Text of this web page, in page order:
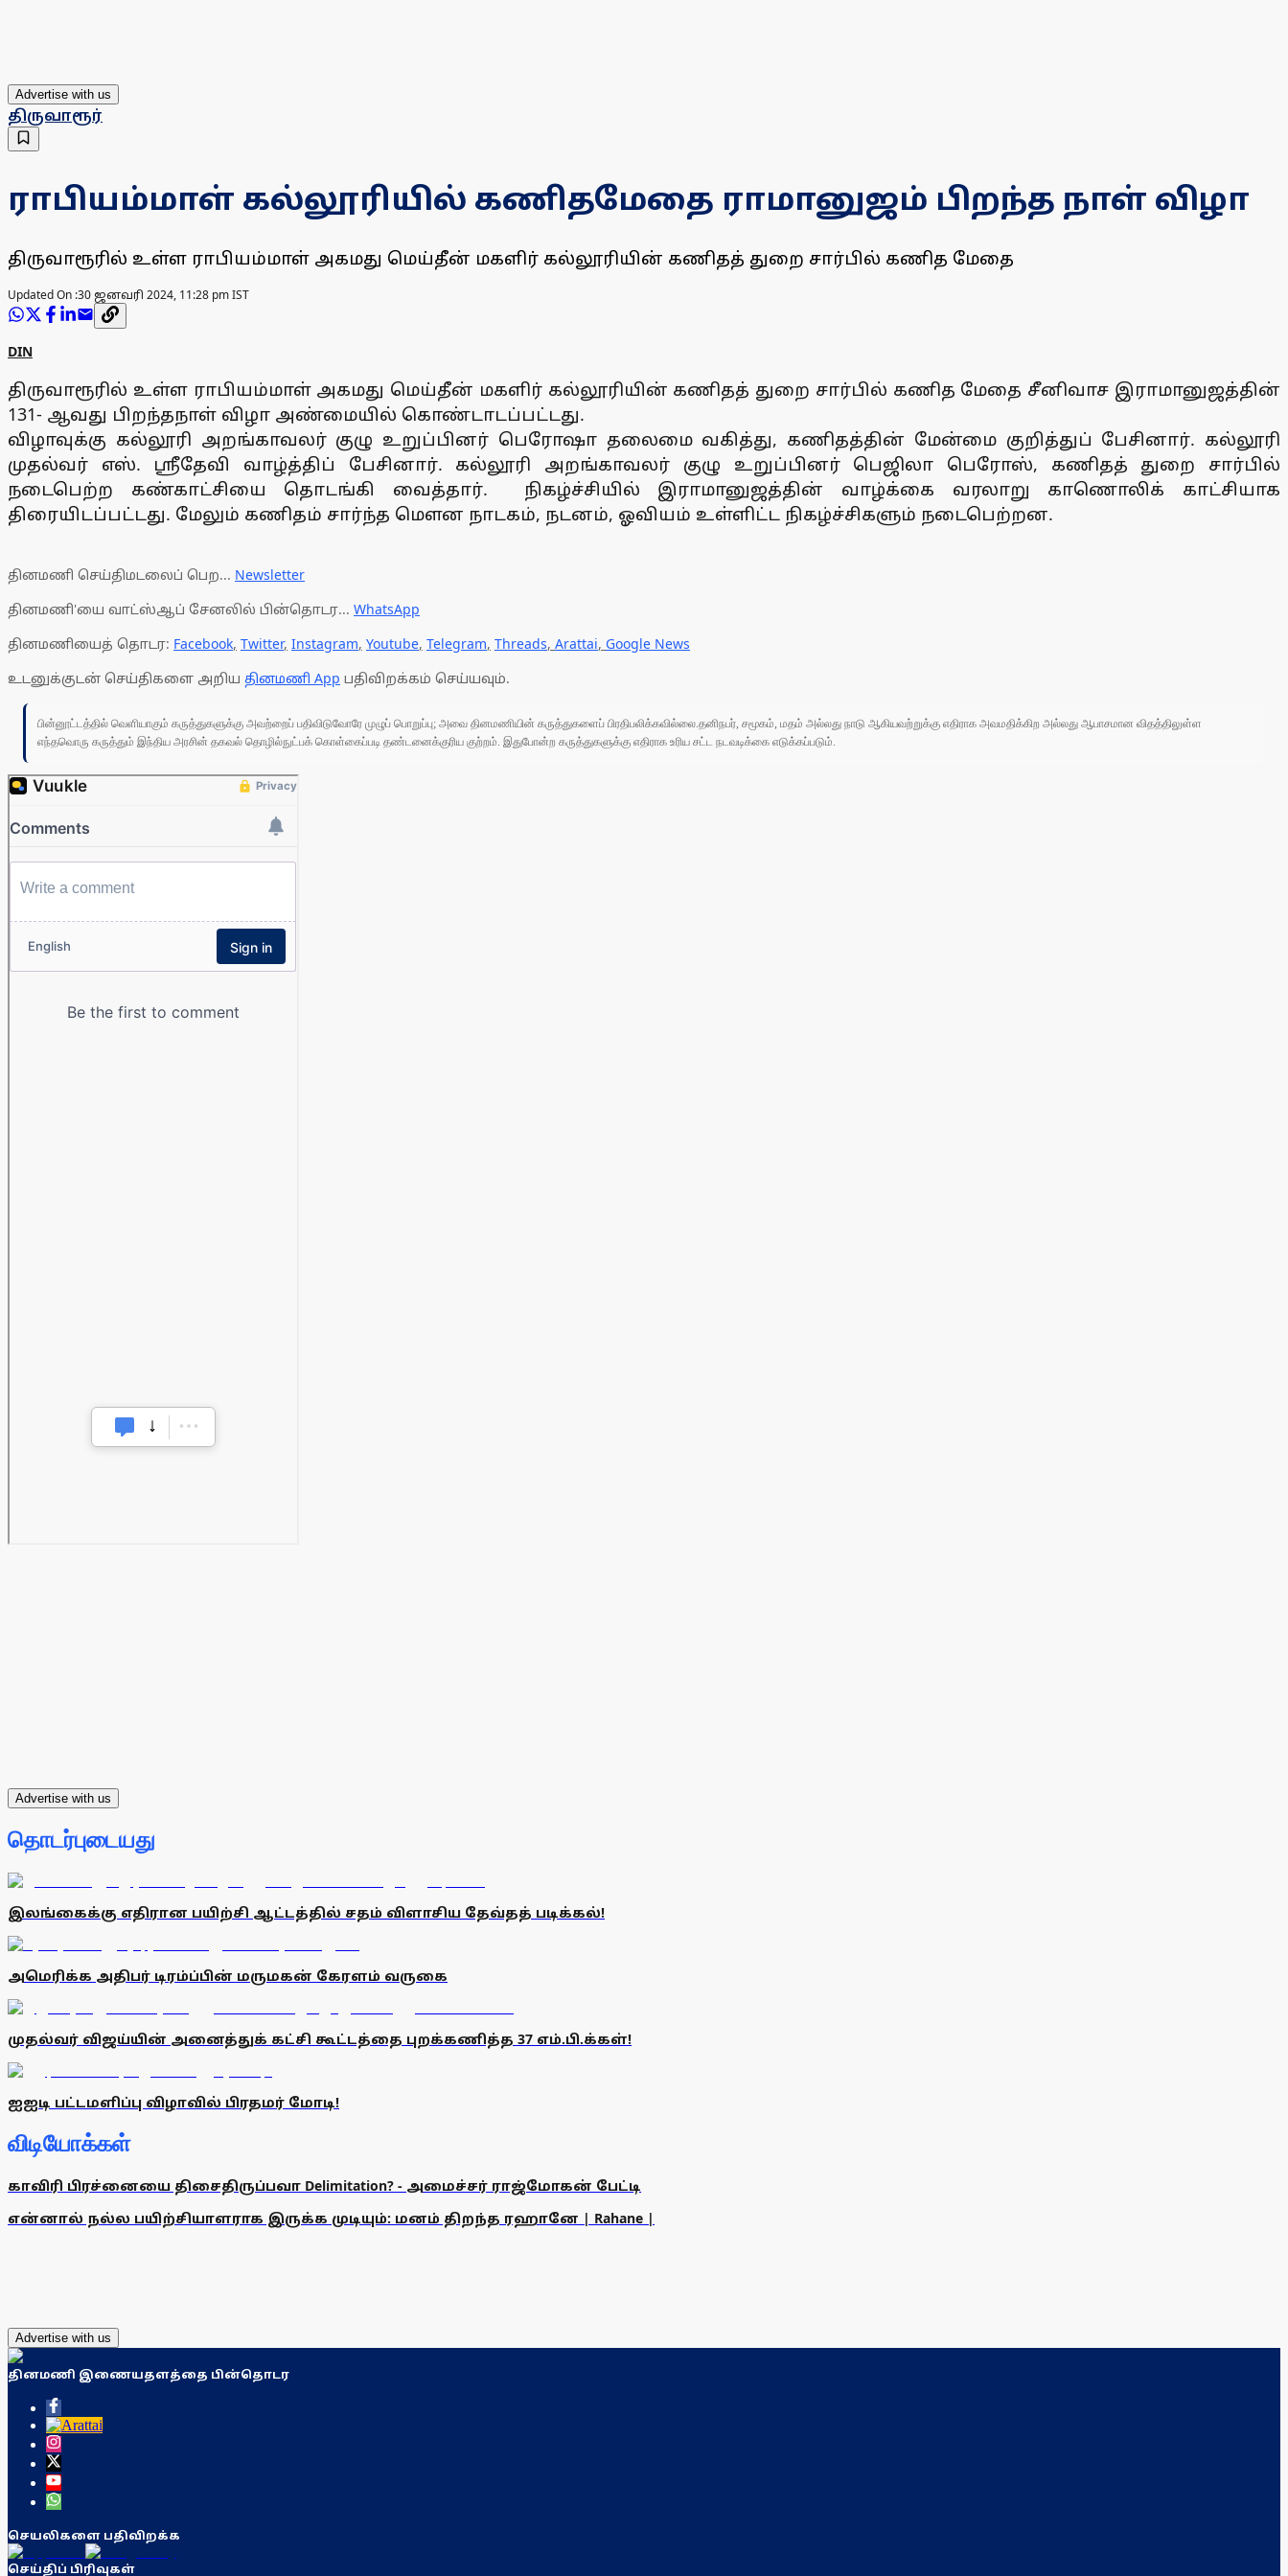
Advertise with us
திருவாரூர்
ராபியம்மாள் கல்லூரியில் கணிதமேதை ராமானுஜம் பிறந்த நாள் விழா
திருவாரூரில் உள்ள ராபியம்மாள் அகமது மெய்தீன் மகளிர் கல்லூரியின் கணிதத் துறை சார்பில் கணித மேதை
Updated On :30 ஜனவரி 2024, 11:28 pm IST
DIN
திருவாரூரில் உள்ள ராபியம்மாள் அகமது மெய்தீன் மகளிர் கல்லூரியின் கணிதத் துறை சார்பில் கணித மேதை சீனிவாச இராமானுஜத்தின்
131- ஆவது பிறந்தநாள் விழா அண்மையில் கொண்டாடப்பட்டது.
விழாவுக்கு கல்லூரி அறங்காவலர் குழு உறுப்பினர் பெரோஷா தலைமை வகித்து, கணிதத்தின் மேன்மை குறித்துப் பேசினார். கல்லூரி
முதல்வர் எஸ். ஸ்ரீதேவி வாழ்த்திப் பேசினார். கல்லூரி அறங்காவலர் குழு உறுப்பினர் பெஜிலா பெரோஸ், கணிதத் துறை சார்பில்
நடைபெற்ற கண்காட்சியை தொடங்கி வைத்தார். நிகழ்ச்சியில் இராமானுஜத்தின் வாழ்க்கை வரலாறு காணொலிக் காட்சியாக
திரையிடப்பட்டது. மேலும் கணிதம் சார்ந்த மெளன நாடகம், நடனம், ஓவியம் உள்ளிட்ட நிகழ்ச்சிகளும் நடைபெற்றன.
தினமணி செய்திமடலைப் பெற... Newsletter
தினமணி'யை வாட்ஸ்ஆப் சேனலில் பின்தொடர... WhatsApp
தினமணியைத் தொடர: Facebook, Twitter, Instagram, Youtube, Telegram, Threads, Arattai, Google News
உடனுக்குடன் செய்திகளை அறிய தினமணி App பதிவிறக்கம் செய்யவும்.
பின்னூட்டத்தில் வெளியாகும் கருத்துகளுக்கு அவற்றைப் பதிவிடுவோரே முழுப் பொறுப்பு; அவை தினமணியின் கருத்துகளைப் பிரதிபலிக்கவில்லை.தனிநபர், சமூகம், மதம் அல்லது நாடு ஆகியவற்றுக்கு எதிராக அவமதிக்கிற அல்லது ஆபாசமான விதத்திலுள்ள
எந்தவொரு கருத்தும் இந்திய அரசின் தகவல் தொழில்நுட்பக் கொள்கைப்படி தண்டனைக்குரிய குற்றம். இதுபோன்ற கருத்துகளுக்கு எதிராக உரிய சட்ட நடவடிக்கை எடுக்கப்படும்.
Advertise with us
தொடர்புடையது
இலங்கைக்கு எதிரான பயிற்சி ஆட்டத்தில் சதம் விளாசிய தேவ்தத் படிக்கல்!
அமெரிக்க அதிபர் டிரம்ப்பின் மருமகன் கேரளம் வருகை
முதல்வர் விஜய்யின் அனைத்துக் கட்சி கூட்டத்தை புறக்கணித்த 37 எம்.பி.க்கள்!
ஐஐடி பட்டமளிப்பு விழாவில் பிரதமர் மோடி!
விடியோக்கள்
காவிரி பிரச்னையை திசைதிருப்பவா Delimitation? - அமைச்சர் ராஜ்மோகன் பேட்டி
என்னால் நல்ல பயிற்சியாளராக இருக்க முடியும்: மனம் திறந்த ரஹானே | Rahane |
Advertise with us
தினமணி இணையதளத்தை பின்தொடர
செயலிகளை பதிவிறக்க
செய்திப் பிரிவுகள்